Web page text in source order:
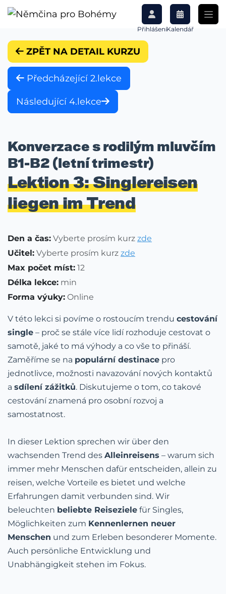
PřihlášeníKalendář
ZPĚT NA DETAIL KURZU
Předcházející 2.lekce
Následující 4.lekce
Konverzace s rodilým mluvčím
B1-B2 (letní trimestr)
Lektion 3: Singlereisen
liegen im Trend
Den a čas: Vyberte prosím kurz zde
Učitel: Vyberte prosím kurz zde
Max počet míst: 12
Délka lekce: min
Forma výuky: Online
V této lekci si povíme o rostoucím trendu cestování
single – proč se stále více lidí rozhoduje cestovat o
samotě, jaké to má výhody a co vše to přináší.
Zaměříme se na populární destinace pro
jednotlivce, možnosti navazování nových kontaktů
a sdílení zážitků. Diskutujeme o tom, co takové
cestování znamená pro osobní rozvoj a
samostatnost.
In dieser Lektion sprechen wir über den
wachsenden Trend des Alleinreisens – warum sich
immer mehr Menschen dafür entscheiden, allein zu
reisen, welche Vorteile es bietet und welche
Erfahrungen damit verbunden sind. Wir
beleuchten beliebte Reiseziele für Singles,
Möglichkeiten zum Kennenlernen neuer
Menschen und zum Erleben besonderer Momente.
Auch persönliche Entwicklung und
Unabhängigkeit stehen im Fokus.